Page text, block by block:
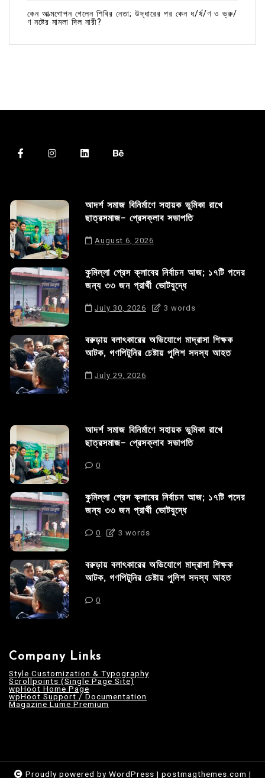
কেন আত্মগোপন গেলেন শিবির নেতা; উদ্ধারের পর কেন ধ/র্ষ/ণ ও ভ্রু/
ণ নষ্টের মামলা দিল নারী?
আদর্শ সমাজ বিনির্মাণে সহায়ক ভুমিকা রাখে
ছাত্রসমাজ- প্রেসক্লাব সভাপতি
August 6, 2026
কুমিল্লা প্রেস ক্লাবের নির্বাচন আজ; ১৭টি পদের
জন্য ৩৩ জন প্রার্থী ভোটযুদ্ধে
July 30, 2026 3 words
বরুড়ায় বলাৎকারের অভিযোগে মাদ্রাসা শিক্ষক
আটক, গণপিটুনির চেষ্টায় পুলিশ সদস্য আহত
July 29, 2026
আদর্শ সমাজ বিনির্মাণে সহায়ক ভুমিকা রাখে
ছাত্রসমাজ- প্রেসক্লাব সভাপতি
0
কুমিল্লা প্রেস ক্লাবের নির্বাচন আজ; ১৭টি পদের
জন্য ৩৩ জন প্রার্থী ভোটযুদ্ধে
0 3 words
বরুড়ায় বলাৎকারের অভিযোগে মাদ্রাসা শিক্ষক
আটক, গণপিটুনির চেষ্টায় পুলিশ সদস্য আহত
0
Company Links
Style Customization & Typography
Scrollpoints (Single Page Site)
wpHoot Home Page
wpHoot Support / Documentation
Magazine Lume Premium
Proudly powered by WordPress | postmagthemes.com |